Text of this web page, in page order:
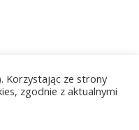
Korzystając ze strony
zgodnie z aktualnymi